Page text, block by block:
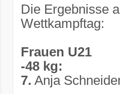
Die Ergebnisse
Wettkampftag:
Frauen U21
-48 kg:
7. Anja